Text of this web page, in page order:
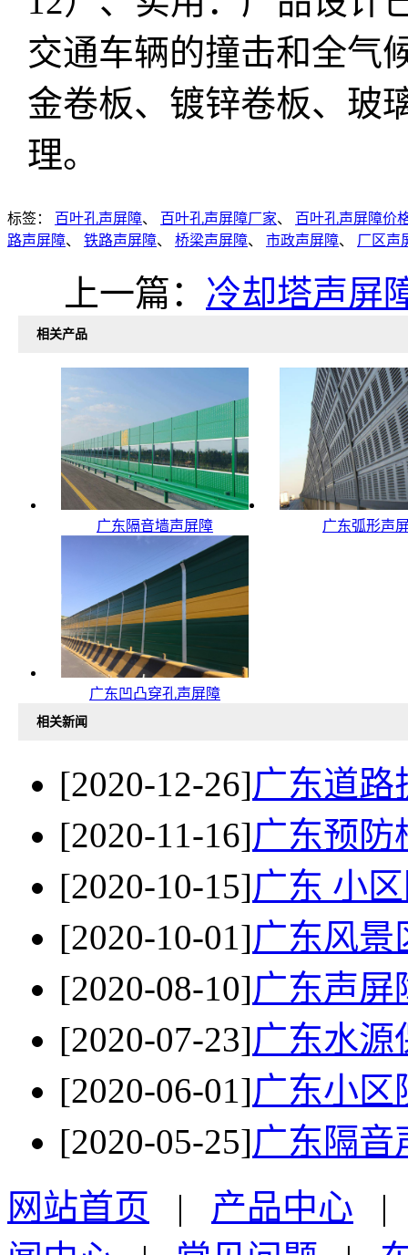
交通车辆的撞击和全气
金卷板、镀锌卷板、玻
理。
标签： 百叶孔声屏障、 百叶孔声屏障厂家、 百叶孔声屏障价
路声屏障、 铁路声屏障、 桥梁声屏障、 市政声屏障、 厂区声
上一篇： 冷却塔声屏
相关产品
广东隔音墙声屏障 广东弧形声
广东凹凸穿孔声屏障
相关新闻
[2020-12-26]广东道路
[2020-11-16]广东预防
[2020-10-15]广东 小
[2020-10-01]广东风景
[2020-08-10]广东声屏
[2020-07-23]广东水源
[2020-06-01]广东小区
[2020-05-25]广东隔音
网站首页 | 产品中心